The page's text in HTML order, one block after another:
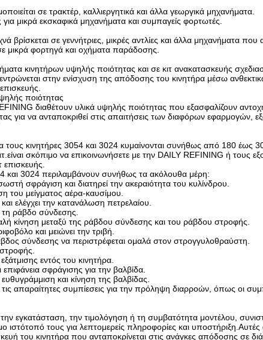
σε τρακτέρ, καλλιεργητικά και άλλα γεωργικά μηχανήματα.
μικρά εκσκαφικά μηχανήματα και συμπαγείς φορτωτές.
βρίσκεται σε γεννήτριες, μικρές αντλίες και άλλα μηχανήματα που
μικρά φορτηγά και οχήματα παράδοσης.
κινητήρων υψηλής ποιότητας και σε κιτ ανακατασκευής
στην ενίσχυση της απόδοσης του κινητήρα μέσω
ποιότητας
διαθέτουν υλικά υψηλής ποιότητας που εξασφαλίζουν
για να ανταποκριθεί στις απαιτήσεις των διαφόρων εφαρμογών,
τους κινητήρες 3054 και 3024 κυμαίνονται συνήθως από 180 έως
σκόπιμο να επικοινωνήσετε με την DAILY REFINING ή τους
επισκευής.
και 3024 περιλαμβάνουν συνήθως τα ακόλουθα μέρη:
σφράγιση και διατηρεί την ακεραιότητα του κυλίνδρου.
του μείγματος αέρα-καυσίμου.
ελέγχει την κατανάλωση πετρελαίου.
ράβδο σύνδεσης.
κίνηση μεταξύ της ράβδου σύνδεσης και του ράβδου στροφής.
και μειώνει την τριβή.
σύνδεσης να περιστρέφεται ομαλά στον στρογγυλοθραύστη.
εντός του κινητήρα.
σφράγισης για την βαλβίδα.
και κίνηση της βαλβίδας.
απαραίτητες συμπίεσεις για την πρόληψη διαρροών, όπως οι
την εγκατάσταση, την τιμολόγηση ή τη συμβατότητα μοντέλου,
ιστότοπό τους για λεπτομερείς πληροφορίες και
του κινητήρα που ανταποκρίνεται στις ανάγκες απόδοσης σε